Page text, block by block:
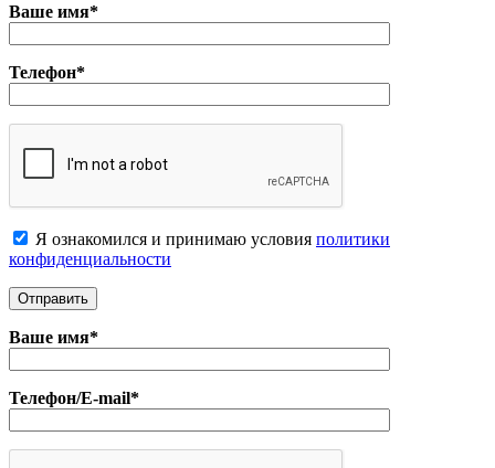
Ваше имя*
Телефон*
Я ознакомился и принимаю условия политики
конфиденциальноcти
Ваше имя*
Телефон/E-mail*